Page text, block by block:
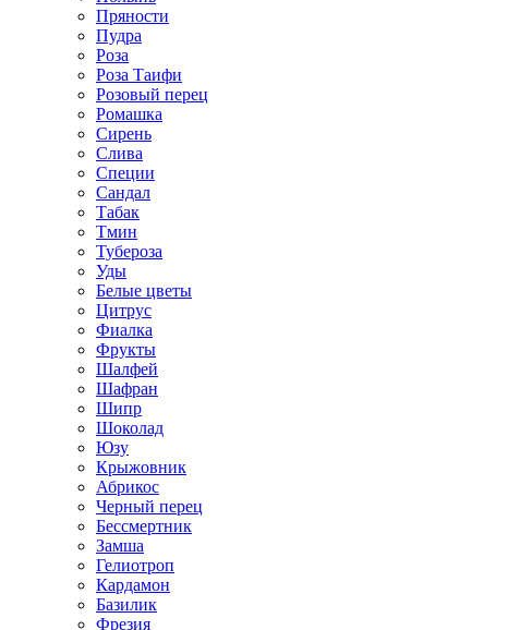
Пряности
Пудра
Роза
Роза Таифи
Розовый перец
Ромашка
Сирень
Слива
Специи
Сандал
Табак
Тмин
Тубероза
Уды
Белые цветы
Цитрус
Фиалка
Фрукты
Шалфей
Шафран
Шипр
Шоколад
Юзу
Крыжовник
Абрикос
Черный перец
Бессмертник
Замша
Гелиотроп
Кардамон
Базилик
Фрезия